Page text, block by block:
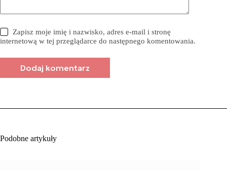
Zapisz moje imię i nazwisko, adres e-mail i stronę
internetową w tej przeglądarce do następnego komentowania.
Dodaj komentarz
Podobne artykuły